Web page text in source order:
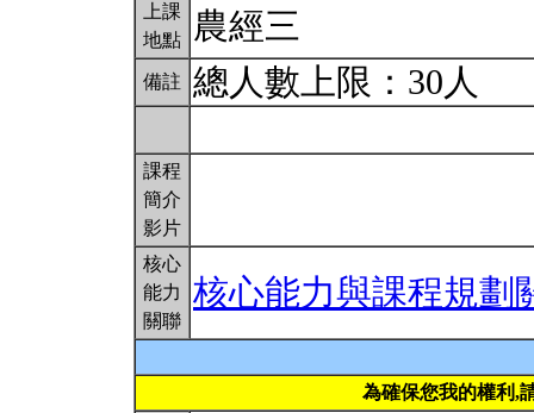
上課
地點
農經三
備註 總人數上限：30人
課程
簡介
影片
核心
能力
關聯
核心能力與課程規劃
為確保您我的權利,